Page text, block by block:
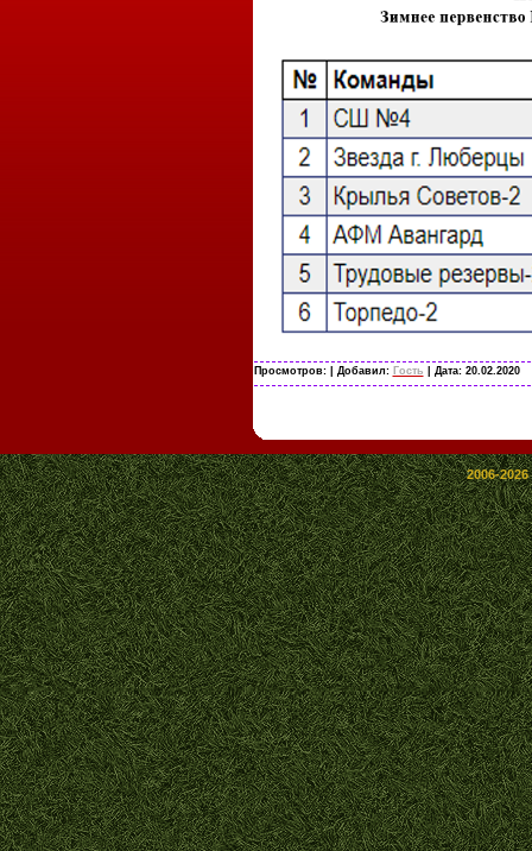
Просмотров: | Добавил: Гость | Дата: 20.02.2020
2006-